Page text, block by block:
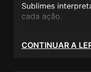
Sublimes
cada ação.
CONTINUAR A